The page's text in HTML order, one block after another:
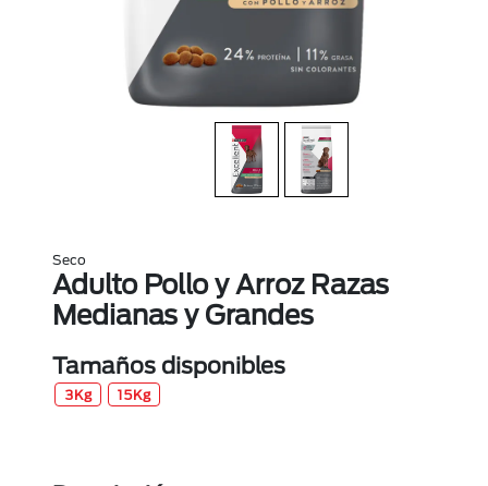
Seco
Adulto Pollo y Arroz Razas
Medianas y Grandes
Tamaños disponibles
3Kg 15Kg